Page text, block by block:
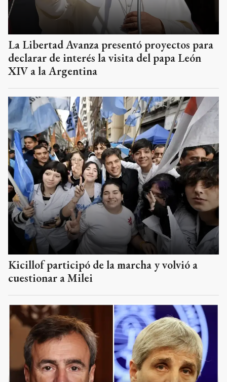
La Libertad Avanza presentó proyectos para
declarar de interés la visita del papa León
XIV a la Argentina
Kicillof participó de la marcha y volvió a
cuestionar a Milei